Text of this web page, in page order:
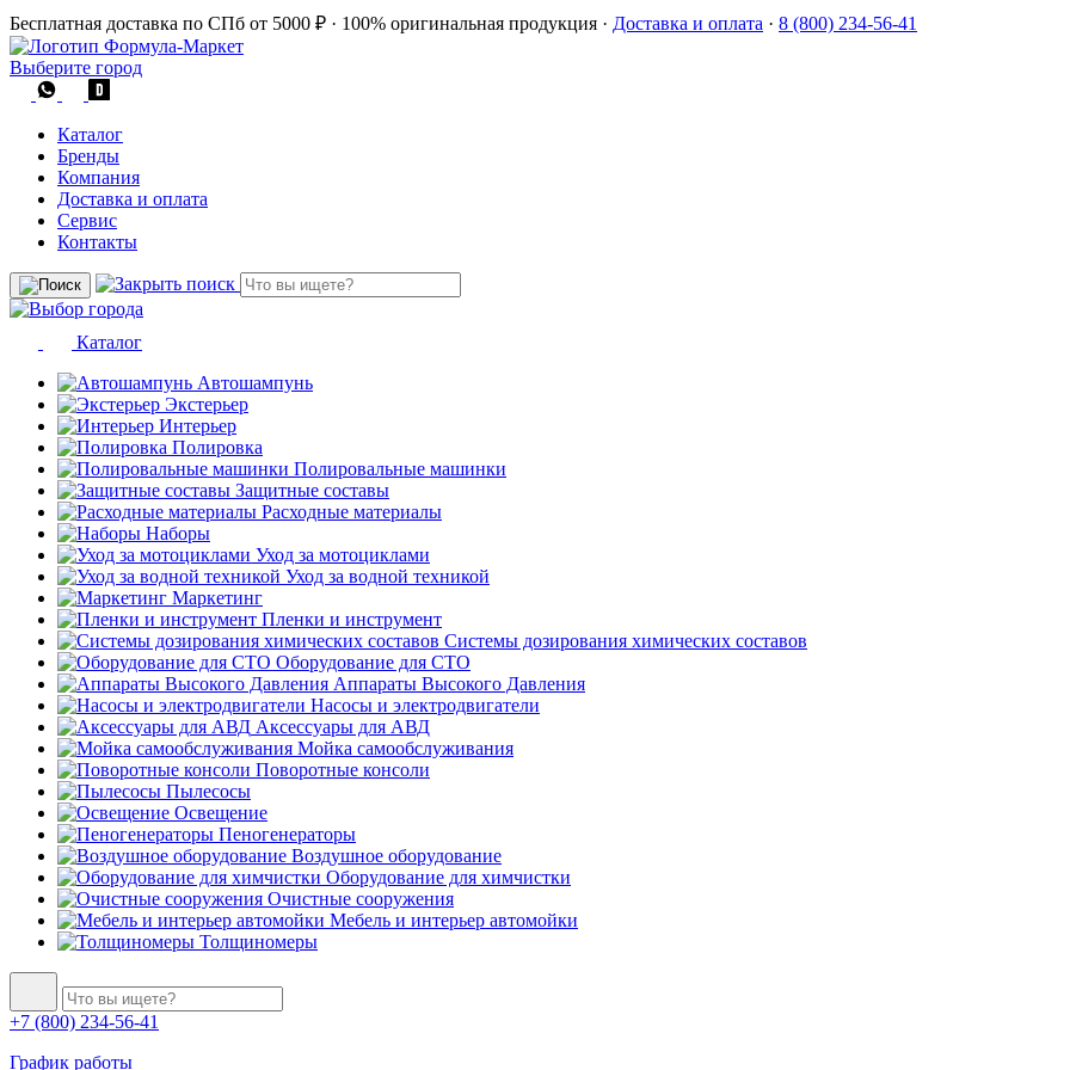
Бесплатная доставка по СПб от 5000 ₽ · 100% оригинальная продукция · Доставка и оплата · 8 (800) 234-56-41
Выберите город
Каталог
Бренды
Компания
Доставка и оплата
Сервис
Контакты
Каталог
Автошампунь
Экстерьер
Интерьер
Полировка
Полировальные машинки
Защитные составы
Расходные материалы
Наборы
Уход за мотоциклами
Уход за водной техникой
Маркетинг
Пленки и инструмент
Системы дозирования химических составов
Оборудование для СТО
Аппараты Высокого Давления
Насосы и электродвигатели
Аксессуары для АВД
Мойка самообслуживания
Поворотные консоли
Пылесосы
Освещение
Пеногенераторы
Воздушное оборудование
Оборудование для химчистки
Очистные сооружения
Мебель и интерьер автомойки
Толщиномеры
+7 (800) 234-56-41
График работы